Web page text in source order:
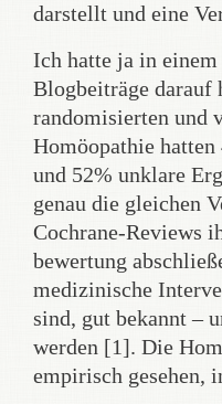
darstellt und eine
Ich hatte ja in
Blogbeiträge darauf
randomisierten und
Homöopathie
und 52% unklare
genau die gleichen
Cochrane-Reviews
bewertung
medizinische
sind, gut bekannt –
werden [1]. Die
empirisch gesehen,